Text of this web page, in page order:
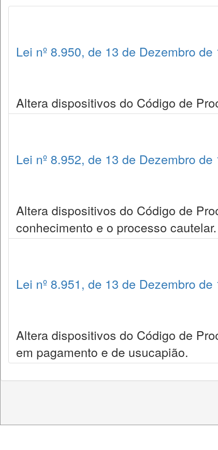
Lei nº 8.950, de 13 de Dezembro de
Altera dispositivos do Código de
Lei nº 8.952, de 13 de Dezembro de
Altera dispositivos do Código de
conhecimento e o processo cautelar.
Lei nº 8.951, de 13 de Dezembro de
Altera dispositivos do Código de
em pagamento e de usucapião.